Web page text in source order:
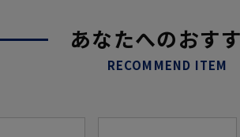
あなたへのおす
RECOMMEND ITEM